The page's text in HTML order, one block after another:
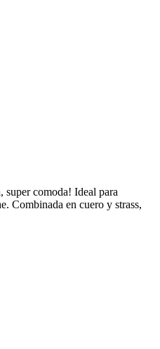
super comoda! Ideal para
Combinada en cuero y strass,